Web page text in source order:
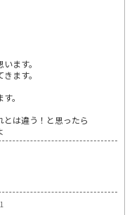
ます。
ます。
。
は違う！と思ったら